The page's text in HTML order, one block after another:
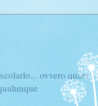
ovvero quasi